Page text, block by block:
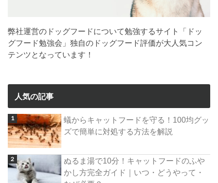
弊社運営のドッグフードについて勉強するサイト「ドッ
グフード勉強会」独自のドッグフード評価が大人気コン
テンツとなっています！
人気の記事
蟻からキャットフードを守る！100均グッ
ズで簡単に対処する方法を解説
ぬるま湯で10分！キャットフードのふや
かし方完全ガイド｜いつ・どうやって・